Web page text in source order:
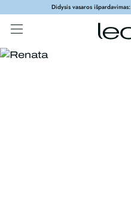
Didysis vasaros išpardavimas: